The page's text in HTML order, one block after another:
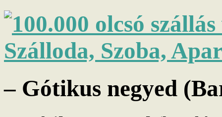
– Gótikus negyed